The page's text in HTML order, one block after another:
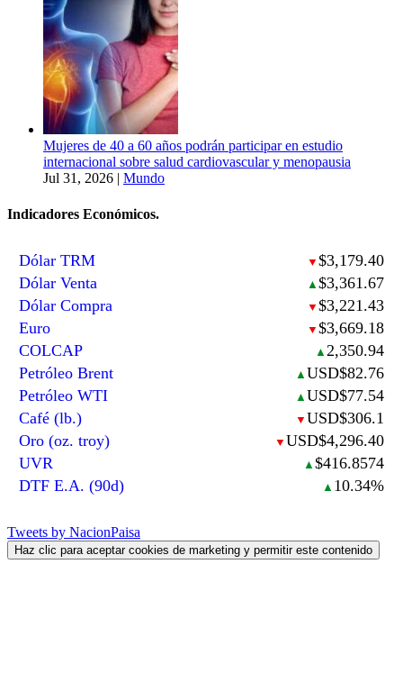
Mujeres de 40 a 60 años podrán participar en estudio
internacional sobre salud cardiovascular y menopausia
Jul 31, 2026 | Mundo
Indicadores Económicos.
Dólar TRM ▼ $3,179.40
Dólar Venta
▲ $3,361.67
Dólar Compra
▼ $3,221.43
Euro
▼ $3,669.18
COLCAP
▲ 2,350.94
Petróleo Brent
▲ USD$82.76
Petróleo WTI
▲ USD$77.54
Café (lb.)
▼ USD$306.1
Oro (oz. troy)
▼ USD$4,296.40
UVR
▲ $416.8574
DTF E.A. (90d)
▲ 10.34%
Tweets by NacionPaisa
Haz clic para aceptar cookies de marketing y permitir este contenido